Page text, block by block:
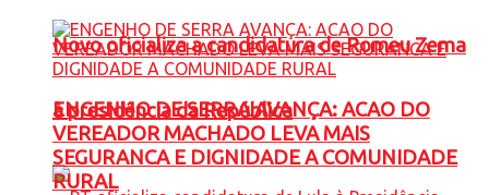
Novo oficializa a candidatura de Romeu Zema
à presidência da República
ENGENHO DE SERRA AVANÇA: ACAO DO
VEREADOR MACHADO LEVA MAIS
SEGURANCA E DIGNIDADE A COMUNIDADE
RURAL